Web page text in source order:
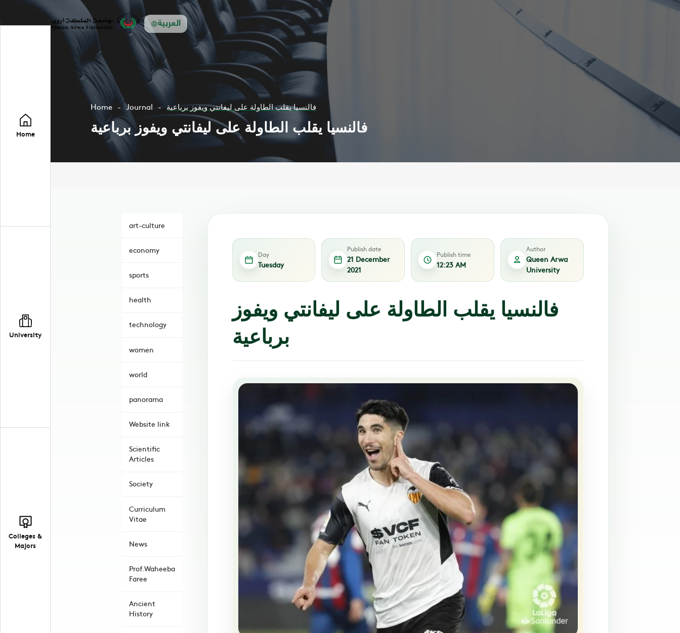
العربية
Home
University
Colleges &
Majors
Home Journal فالنسيا يقلب الطاولة على ليفانتي ويفوز برباعية
فالنسيا يقلب الطاولة على ليفانتي ويفوز برباعية
art-culture
economy
sports
health
technology
women
world
panorama
Website link
Scientific
Articles
Society
Curriculum
Vitae
News
Prof.Waheeba
Faree
Ancient
History
Day
Tuesday
Publish date
21 December
2021
Publish time
12:23 AM
Author
Queen Arwa
University
فالنسيا يقلب الطاولة على ليفانتي ويفوز
برباعية